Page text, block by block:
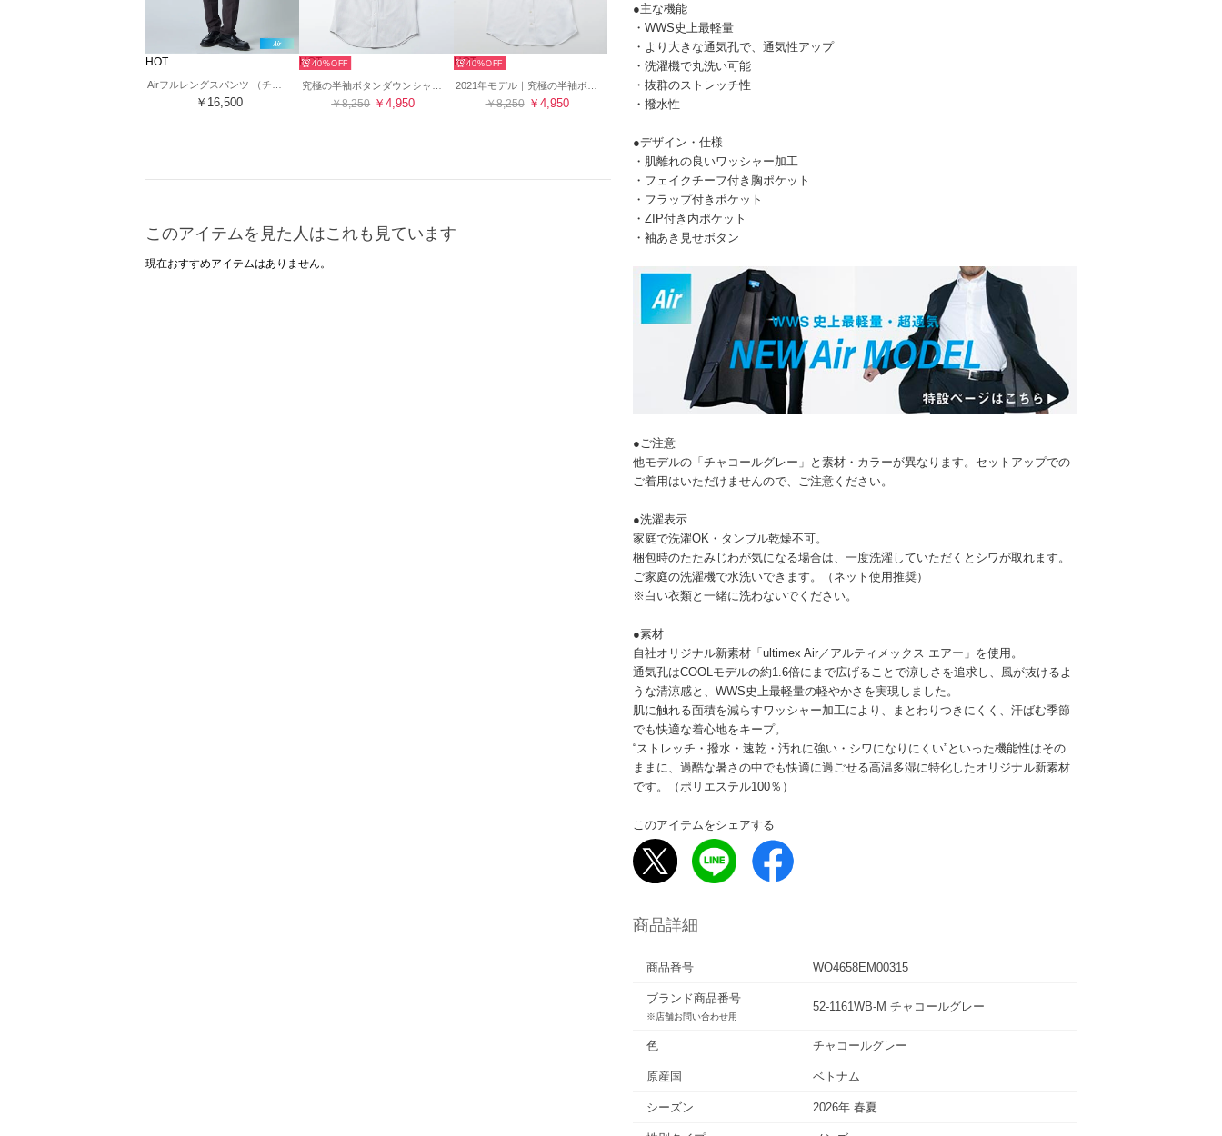
HOT
￥16,500
HOT40%
￥8,250 ￥4,950
HOT40%
￥8,250 ￥4,950
このアイテムを見た人はこれも見ています
現在おすすめアイテムはありません。
●主な機能
・WWS史上最軽量
・より大きな通気孔で、通気性アップ
・洗濯機で丸洗い可能
・抜群のストレッチ性
・撥水性
●デザイン・仕様
・肌離れの良いワッシャー加工
・フェイクチーフ付き胸ポケット
・フラップ付きポケット
・ZIP付き内ポケット
・袖あき見せボタン
●ご注意
他モデルの「チャコールグレー」と素材・カラーが異なります。セットアップでの
ご着用はいただけませんので、ご注意ください。
●洗濯表示
家庭で洗濯OK・タンブル乾燥不可。
梱包時のたたみじわが気になる場合は、一度洗濯していただくとシワが取れます。
ご家庭の洗濯機で水洗いできます。（ネット使用推奨）
※白い衣類と一緒に洗わないでください。
●素材
自社オリジナル新素材「ultimex Air／アルティメックス エアー」を使用。
通気孔はCOOLモデルの約1.6倍にまで広げることで涼しさを追求し、風が抜けるよ
うな清涼感と、WWS史上最軽量の軽やかさを実現しました。
肌に触れる面積を減らすワッシャー加工により、まとわりつきにくく、汗ばむ季節
でも快適な着心地をキープ。
“ストレッチ・撥水・速乾・汚れに強い・シワになりにくい”といった機能性はその
ままに、過酷な暑さの中でも快適に過ごせる高温多湿に特化したオリジナル新素材
です。（ポリエステル100％）
このアイテムをシェアする
商品詳細
商品番号 WO4658EM00315
ブランド商品番号
※店舗お問い合わせ用
52-1161WB-M チャコールグレー
色 チャコールグレー
原産国 ベトナム
シーズン 2026年 春夏